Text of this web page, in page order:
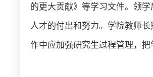
的更大贡献》等学习文件。领
人才的付出和努力。学院教师
作中应加强研究生过程管理，